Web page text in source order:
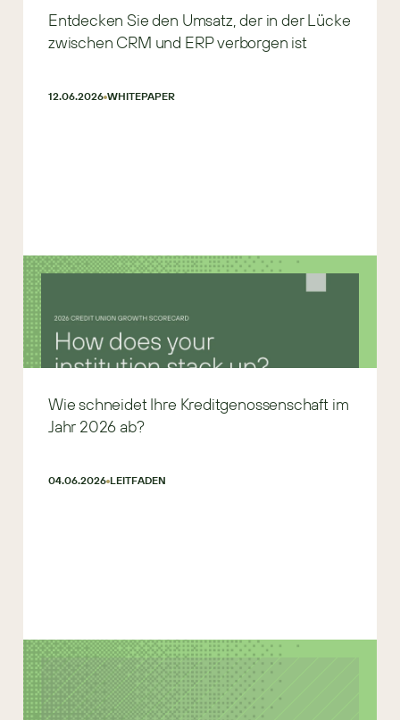
Entdecken Sie den Umsatz, der in der Lücke
zwischen CRM und ERP verborgen ist
12.06.2026 WHITEPAPER
Wie schneidet Ihre Kreditgenossenschaft im
Jahr 2026 ab?
04.06.2026 LEITFADEN